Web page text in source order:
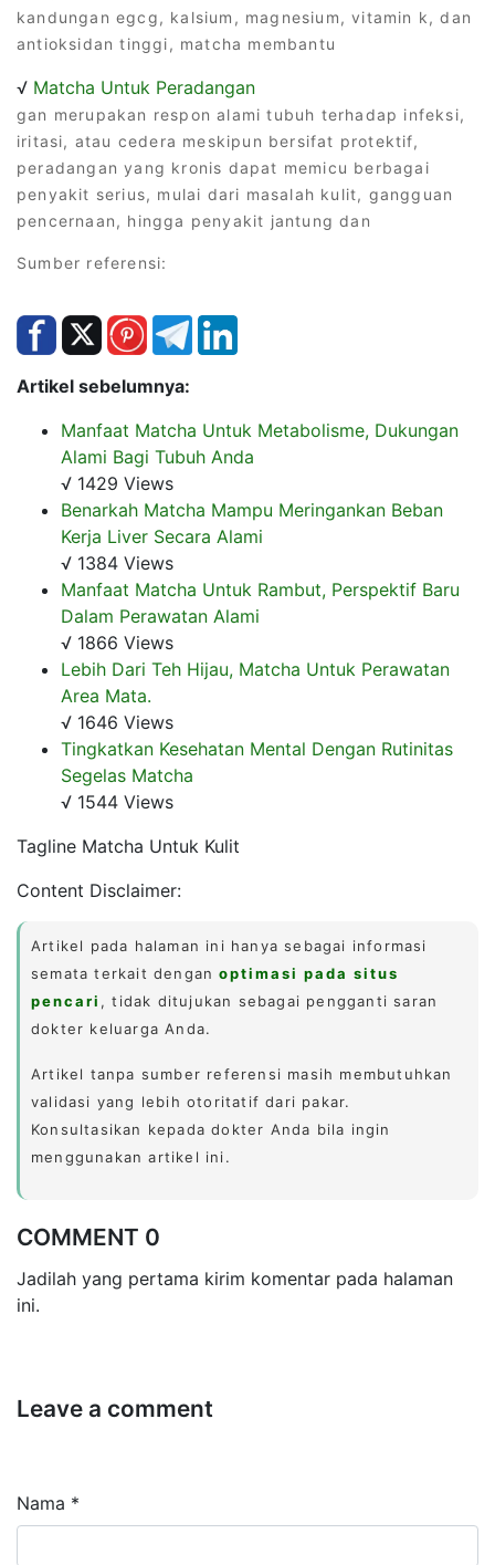
kandungan egcg, kalsium, magnesium, vitamin k, dan
antioksidan tinggi, matcha membantu
√ Matcha Untuk Peradangan
gan merupakan respon alami tubuh terhadap infeksi,
iritasi, atau cedera meskipun bersifat protektif,
peradangan yang kronis dapat memicu berbagai
penyakit serius, mulai dari masalah kulit, gangguan
pencernaan, hingga penyakit jantung dan
Sumber referensi:
Artikel sebelumnya:
Manfaat Matcha Untuk Metabolisme, Dukungan
Alami Bagi Tubuh Anda
√ 1429 Views
Benarkah Matcha Mampu Meringankan Beban
Kerja Liver Secara Alami
√ 1384 Views
Manfaat Matcha Untuk Rambut, Perspektif Baru
Dalam Perawatan Alami
√ 1866 Views
Lebih Dari Teh Hijau, Matcha Untuk Perawatan
Area Mata.
√ 1646 Views
Tingkatkan Kesehatan Mental Dengan Rutinitas
Segelas Matcha
√ 1544 Views
Tagline Matcha Untuk Kulit
Content Disclaimer:
Artikel pada halaman ini hanya sebagai informasi
semata terkait denganoptimasi pada situs
pencari , tidak ditujukan sebagai pengganti saran
dokter keluarga Anda.
Artikel tanpa sumber referensi masih membutuhkan
validasi yang lebih otoritatif dari pakar.
Konsultasikan kepada dokter Anda bila ingin
menggunakan artikel ini.
COMMENT 0
Jadilah yang pertama kirim komentar pada halaman
ini.
Leave a comment
Nama *